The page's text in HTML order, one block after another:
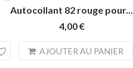
Autocollant 82 rouge pour...
4,00 €
AJOUTER AU PANIER